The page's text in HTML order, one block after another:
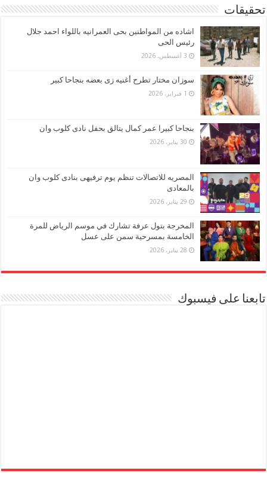
تحقيقات
اشاده من المواطنين بحى العمرانيه باللواء احمد جلال
رئيس الحى
3 أغسطس، 2026
سوزان مختار تطرح أغنيه زى بعضه بنجاحا كبير
1 فبراير، 2026
بنجاحا كبيرا عمر كمال يتالق بحفل نادى كلوب وان
30 يناير، 2026
المصريه للاتصالات تنظم يوم ترفيهى بنادى كلوب وان
بالمعادى
29 يناير، 2026
المخرجة بتول عرفة تشارك في موسم الرياض للمرة
الخامسة بمسرحية سمن على عسل
28 يناير، 2026
تابعنا على فيسبوك